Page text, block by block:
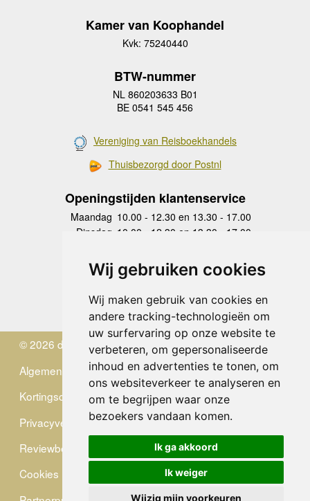
Wij gebruiken cookies
Wij maken gebruik van cookies en
andere tracking-technologieën om
uw surfervaring op onze website te
verbeteren, om gepersonaliseerde
inhoud en advertenties te tonen, om
ons websiteverkeer te analyseren en
om te begrijpen waar onze
bezoekers vandaan komen.
Ik ga akkoord
Ik weiger
Wijzig mijn voorkeuren
Kamer van Koophandel
Kvk: 75240440
BTW-nummer
NL 860203633 B01
BE 0541 545 456
Vereniging van Reisboekhandels
Thuisbezorgd door Postnl
Openingstijden klantenservice
Maandag 10.00 - 12.30 en 13.30 - 17.00
Dinsdag 10.00 - 12.30 en 13.30 - 17.00
Donderdag
10.00 - 12.30 en 13.30 - 17.00
Vrijdag 10.00 - 12.30 en 13.30 - 17.00
Zaterdag
gesloten
Zondag gesloten
© 2026 de Zwerver
Algemene Voorwaarden
Kortingscode
Privacyverklaring
Reviewbeleid
Cookies